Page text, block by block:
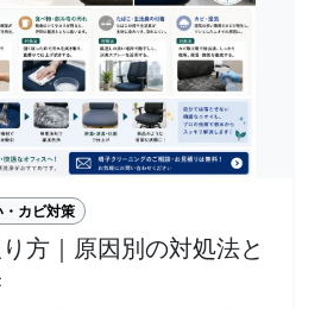
カビ対策
方｜原因別の対処法と